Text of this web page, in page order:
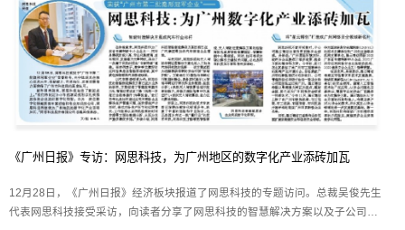
《广州日报》专访：网思科技，为广州地区的数字化产业添砖加瓦
12月28日，《广州日报》经济板块报道了网思科技的专题访问。总裁吴俊先生
代表网思科技接受采访，向读者分享了网思科技的智慧解决方案以及子公司星